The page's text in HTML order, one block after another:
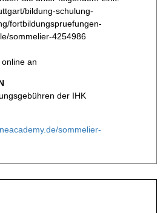
bildung-schulung-
fortbildungspruefungen-
sommelier-4254986
an
der IHK
sommelier-